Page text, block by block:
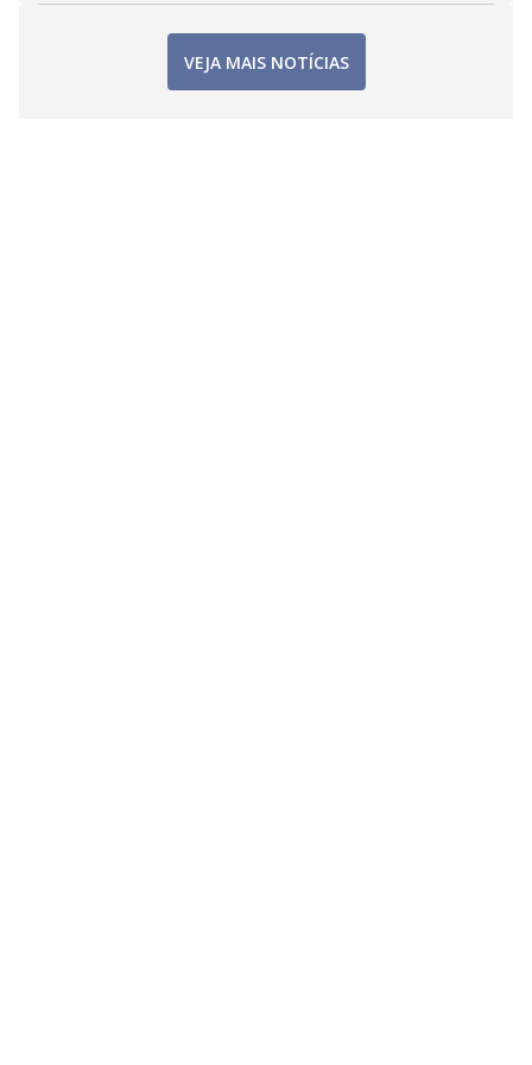
VEJA MAIS NOTÍCIAS